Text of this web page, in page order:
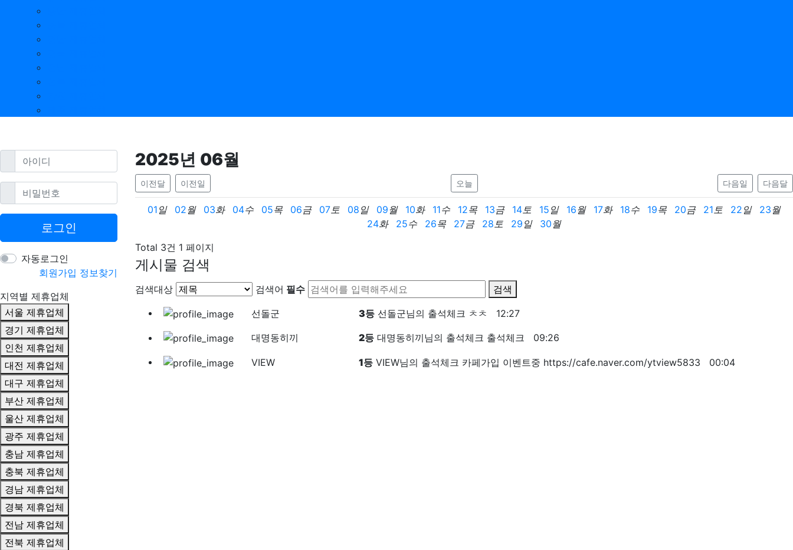
2025년 06월
이전달 이전일 오늘 다음일 다음달
01 일 02월 03화 04수 05목 06금 07토 08 일 09월 10화 11수 12목 13금 14토 15 일 16월 17화 18수 19목 20금 21토 22 일 23월
24화 25수 26목 27금 28토 29 일 30월
Total 3건 1 페이지
게시물 검색
검색대상 검색어 필수 검색
선돌군 3등 선돌군님의 출석체크 ㅊㅊ 12:27
대명동히끼 2등 대명동히끼님의 출석체크 출석체크 09:26
VIEW 1등 VIEW님의 출석체크 카페가입 이벤트중 https://cafe.naver.com/ytview5833 00:04
아이디필수
비밀번호필수
로그인
자동로그인
회원가입 정보찾기
지역별 제휴업체
서울 제휴업체
경기 제휴업체
인천 제휴업체
대전 제휴업체
대구 제휴업체
부산 제휴업체
울산 제휴업체
광주 제휴업체
충남 제휴업체
충북 제휴업체
경남 제휴업체
경북 제휴업체
전남 제휴업체
전북 제휴업체